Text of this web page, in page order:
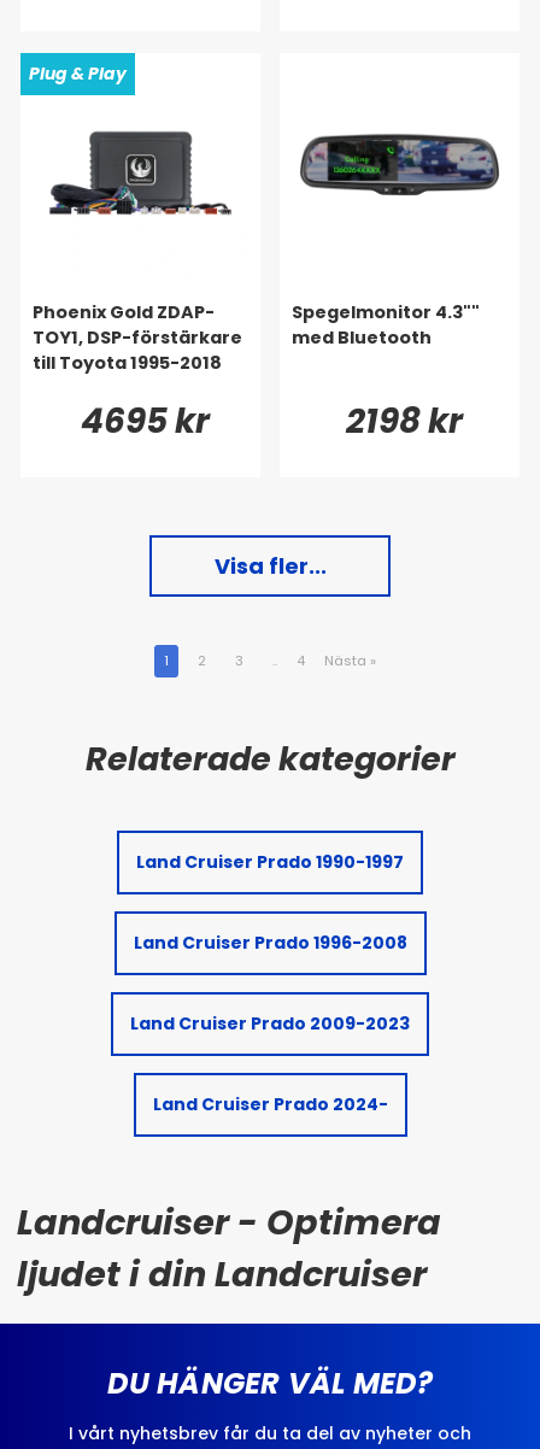
Plug & Play
Phoenix Gold ZDAP-
TOY1, DSP-förstärkare
till Toyota 1995-2018
4695 kr
Spegelmonitor 4.3""
med Bluetooth
2198 kr
Visa fler...
1 2 3 .. 4 Nästa »
Land Cruiser Prado 1990-1997
Land Cruiser Prado 1996-2008
Land Cruiser Prado 2009-2023
Land Cruiser Prado 2024-
Landcruiser - Optimera
ljudet i din Landcruiser
DU HÄNGER VÄL MED?
I vårt nyhetsbrev får du ta del av nyheter och